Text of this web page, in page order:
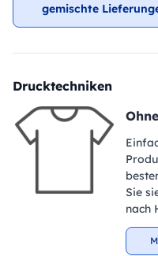
gemischte
Drucktechniken
Sie
nach